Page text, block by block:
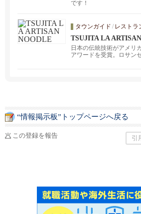
です！
タウンガイド / レストラ
TSUJITA LA
日本の伝統技術がアメリ
アワードを受賞。ロサン
“情報掲示板”トップページへ戻る
この登録を報告 引